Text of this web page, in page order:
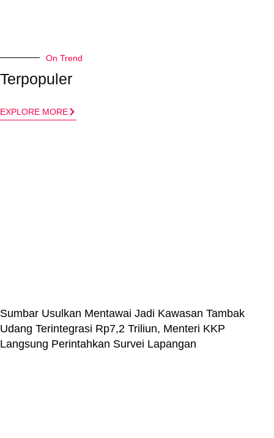
On Trend
Terpopuler
EXPLORE MORE
Sumbar Usulkan Mentawai Jadi Kawasan Tambak
Udang Terintegrasi Rp7,2 Triliun, Menteri KKP
Langsung Perintahkan Survei Lapangan